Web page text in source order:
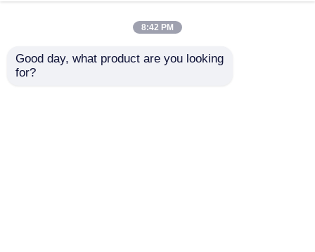
ung
Abwasserübertragun
g
8:42 PM
Good day, what product are you looking
for?